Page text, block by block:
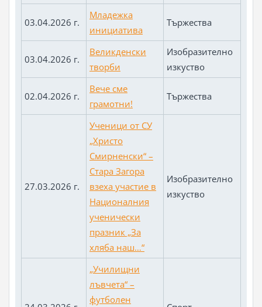
03.04.2026 г.
Младежка
инициатива
Тържества
03.04.2026 г.
Великденски
творби
Изобразително
изкуство
02.04.2026 г.
Вече сме
грамотни!
Тържества
27.03.2026 г.
Ученици от СУ
„Христо
Смирненски“ –
Стара Загора
взеха участие в
Националния
ученически
празник „За
хляба наш…“
Изобразително
изкуство
„Училищни
лъвчета“ –
футболен